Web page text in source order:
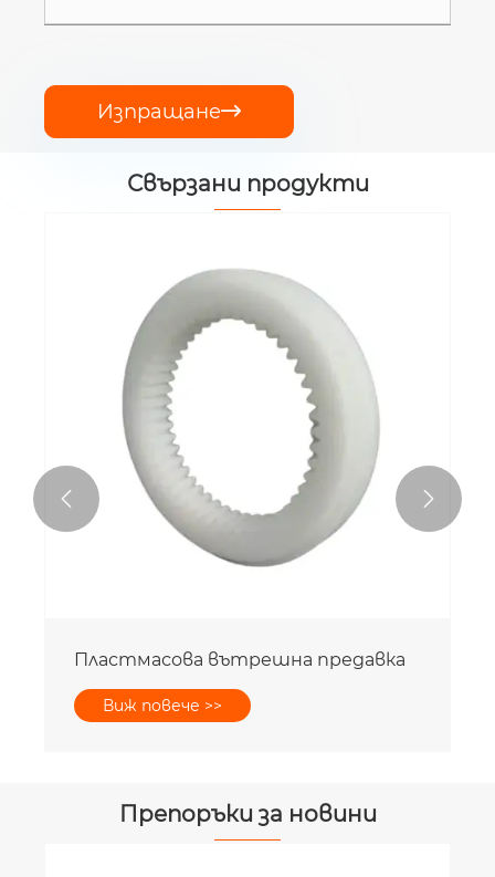
Изпращане
Свързани продукти
Пластмасова вътрешна предавка
Виж повече >>
 
Препоръки за новини